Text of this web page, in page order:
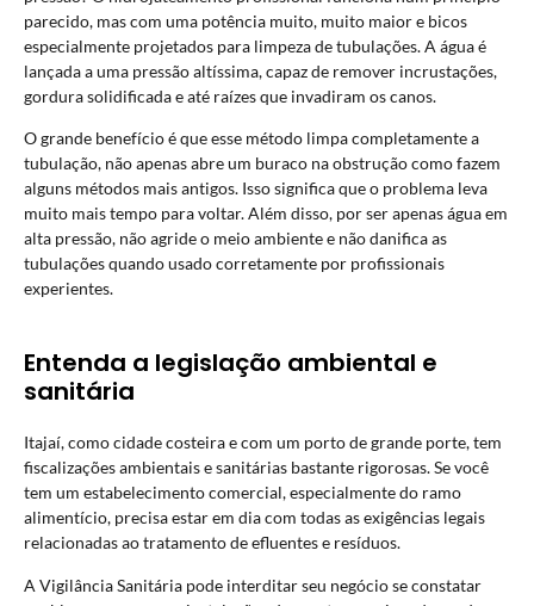
parecido, mas com uma potência muito, muito maior e bicos
especialmente projetados para limpeza de tubulações. A água é
lançada a uma pressão altíssima, capaz de remover incrustações,
gordura solidificada e até raízes que invadiram os canos.
O grande benefício é que esse método limpa completamente a
tubulação, não apenas abre um buraco na obstrução como fazem
alguns métodos mais antigos. Isso significa que o problema leva
muito mais tempo para voltar. Além disso, por ser apenas água em
alta pressão, não agride o meio ambiente e não danifica as
tubulações quando usado corretamente por profissionais
experientes.
Entenda a legislação ambiental e
sanitária
Itajaí, como cidade costeira e com um porto de grande porte, tem
fiscalizações ambientais e sanitárias bastante rigorosas. Se você
tem um estabelecimento comercial, especialmente do ramo
alimentício, precisa estar em dia com todas as exigências legais
relacionadas ao tratamento de efluentes e resíduos.
A Vigilância Sanitária pode interditar seu negócio se constatar